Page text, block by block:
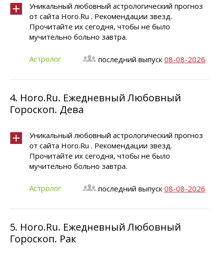
Уникальный любовный астрологический прогноз
от сайта Horo.Ru . Рекомендации звезд.
Прочитайте их сегодня, чтобы не было
мучительно больно завтра.
Астролог последний выпуск 08-08-2026
4. Horo.Ru. Ежедневный Любовный
Гороскоп. Дева
Уникальный любовный астрологический прогноз
от сайта Horo.Ru . Рекомендации звезд.
Прочитайте их сегодня, чтобы не было
мучительно больно завтра.
Астролог последний выпуск 08-08-2026
5. Horo.Ru. Ежедневный Любовный
Гороскоп. Рак